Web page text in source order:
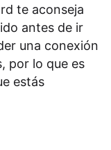
te aconseja
antes de ir
una conexión
por lo que es
estás